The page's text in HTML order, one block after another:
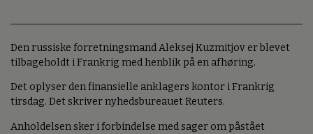
Den russiske forretningsmand Aleksej Kuzmitjov er blevet
tilbageholdt i Frankrig med henblik på en afhøring.
Det oplyser den finansielle anklagers kontor i Frankrig
tirsdag. Det skriver nyhedsbureauet Reuters.
Anholdelsen sker i forbindelse med sager om påstået